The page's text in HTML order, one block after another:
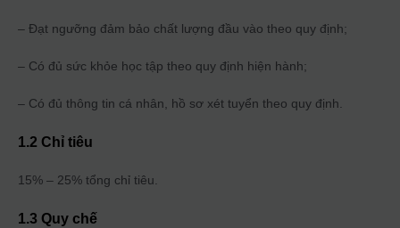
– Đạt ngưỡng đảm bảo chất lượng đầu vào theo quy định;
– Có đủ sức khỏe học tập theo quy định hiện hành;
– Có đủ thông tin cá nhân, hồ sơ xét tuyển theo quy định.
1.2 Chỉ tiêu
15% – 25% tổng chỉ tiêu.
1.3 Quy chế